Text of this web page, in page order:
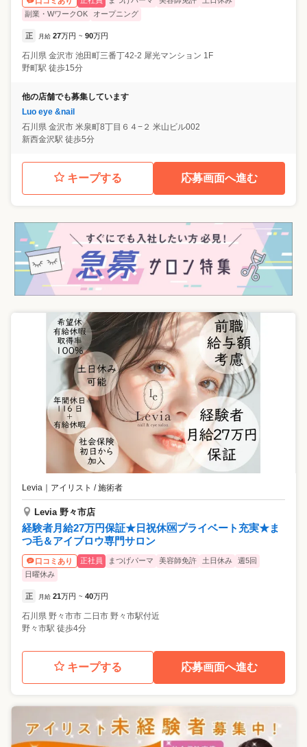
副業・WワークOK
オープニング
正 月給 27万円 ~ 90万円
石川県 金沢市 池田町三番丁42-2 犀光マンション 1F
野町駅 徒歩15分
他の店舗でも募集しています
Luo eye &nail
石川県 金沢市 米泉町8丁目６４−２ 米山ビル002
新西金沢駅 徒歩5分
キープする 応募画面へ進む
Levia ｜ アイリスト / 施術者
Levia 野々市店
経験者月給27万円保証★日祝休🆗プライベート充実★ま
つ毛＆アイブロウ専門サロン
口コミあり 正社員 まつげパーマ 美容師免許 土日休み
週5回
日曜休み
正 月給 21万円 ~ 40万円
石川県 野々市市 二日市 野々市駅付近
野々市駅 徒歩4分
キープする 応募画面へ進む